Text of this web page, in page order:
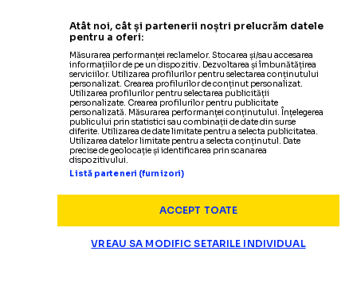
Atât noi, cât și partenerii noștri prelucrăm datele
pentru a oferi:
Măsurarea performanței reclamelor. Stocarea și/sau accesarea
informațiilor de pe un dispozitiv. Dezvoltarea și îmbunătățirea
serviciilor. Utilizarea profilurilor pentru selectarea conținutului
personalizat. Crearea profilurilor de conținut personalizat.
Utilizarea profilurilor pentru selectarea publicității
personalizate. Crearea profilurilor pentru publicitate
personalizată. Măsurarea performanței conținutului. Înțelegerea
publicului prin statistici sau combinații de date din surse
diferite. Utilizarea de date limitate pentru a selecta publicitatea.
Utilizarea datelor limitate pentru a selecta conținutul. Date
precise de geolocație și identificarea prin scanarea
dispozitivului.
Listă parteneri (furnizori)
ACCEPT TOATE
VREAU SA MODIFIC SETARILE INDIVIDUAL